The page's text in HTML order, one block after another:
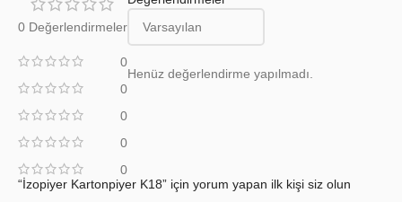
0 Değerlendirmeler
0
0
0
0
0
Henüz değerlendirme yapılmadı.
“İzopiyer Kartonpiyer K18” için yorum yapan ilk kişi siz olun